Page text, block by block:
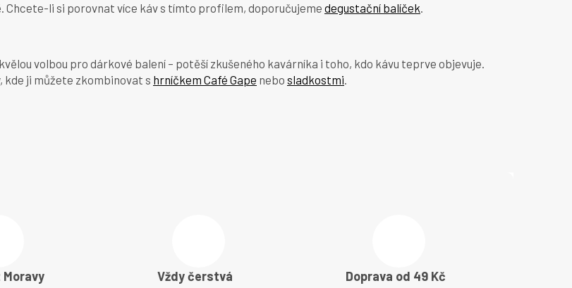
Chcete-li si porovnat více káv s tímto profilem, doporučujeme degustační balíček.
volbou pro dárkové balení – potěší zkušeného kavárníka i toho, kdo kávu teprve objevuje.
, kde ji můžete zkombinovat s hrníčkem Café Gape nebo sladkostmi.
Moravy Vždy čerstvá Doprava od 49 Kč